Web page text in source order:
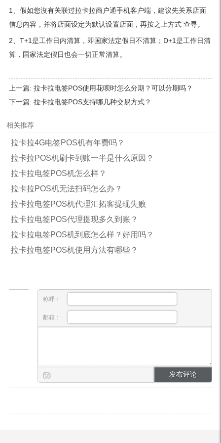
1、假如您沒有关联过拉卡拉商户通手机客户端，建议先关系店面
信息内容，并将店面设定为默认设置店面，再按之上方式 查寻。
2、T+1是工作日内清算，即国家法定假日不清算；D+1是工作日清
算，国家法定假日也会一切正常清算。
上一篇: 拉卡拉电签POS使用花呗时怎么分期？可以分期吗？
下一篇: 拉卡拉电签POS支持哪几种交易方式？
相关推荐
拉卡拉4G电签POS机有年费吗？
拉卡拉POS机刷卡到账一半是什么原因？
拉卡拉电签POS机怎么样？
拉卡拉POS机无法扫码怎么办？
拉卡拉电签POS机代理汇拓客提现失败
拉卡拉电签POS代理提现多久到账？
拉卡拉电签POS机到底怎么样？好用吗？
拉卡拉电签POS机使用方法有哪些？
称呼：
邮箱：